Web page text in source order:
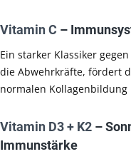
Vitamin C –
Ein starker Klassiker
die Abwehrkräfte, fördert
normalen Kollagenbildung
Vitamin D3 + K2 –
Immunstärke